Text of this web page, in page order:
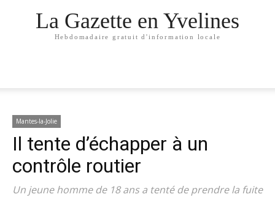
La Gazette en Yvelines
Hebdomadaire gratuit d'information locale
Mantes-la-Jolie
Il tente d’échapper à un
contrôle routier
Un jeune homme de 18 ans a tenté de prendre la fuite